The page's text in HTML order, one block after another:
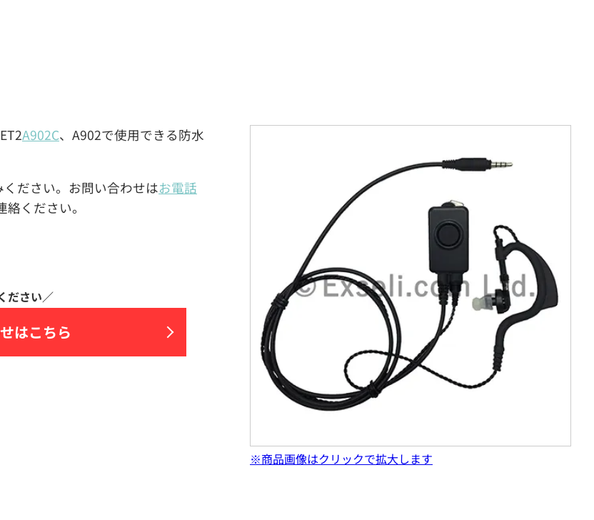
A902C、A902で使用できる防水
ださい。お問い合わせはお電話
絡ください。
はこちら
※商品画像はクリックで拡大します